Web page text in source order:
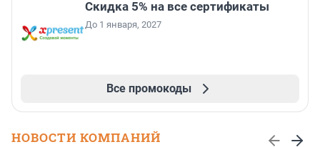
Скидка 5% на все сертификаты
До 1 января, 2027
Все промокоды
НОВОСТИ КОМПАНИЙ